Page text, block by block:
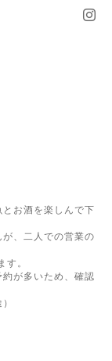
お酒を楽しんで下
、二人での営業の
。
が多いため、確認